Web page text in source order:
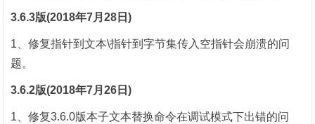
3.6.3版(2018年7月28日)
1、修复指针到文本\指针到字节集传入空指针会崩溃的问
题。
3.6.2版(2018年7月26日)
1、修复3.6.0版本子文本替换命令在调试模式下出错的问